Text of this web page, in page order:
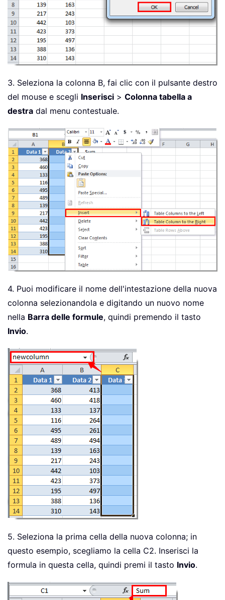
3. Seleziona la colonna B, fai clic con il pulsante destro
del mouse e scegli Inserisci > Colonna tabella a
destra dal menu contestuale.
4. Puoi modificare il nome dell'intestazione della nuova
colonna selezionandola e digitando un nuovo nome
nella Barra delle formule, quindi premendo il tasto
Invio.
5. Seleziona la prima cella della nuova colonna; in
questo esempio, scegliamo la cella C2. Inserisci la
formula in questa cella, quindi premi il tasto Invio.